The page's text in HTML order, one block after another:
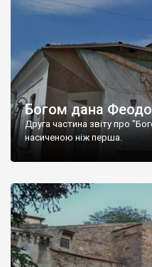
Богом дана
Друга частина звіту про
насиченою ніж перша.